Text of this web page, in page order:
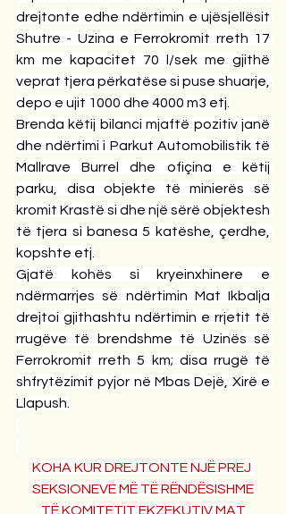
drejtonte edhe ndërtimin e ujësjellësit
Shutre - Uzina e Ferrokromit rreth 17
km me kapacitet 70 l/sek me gjithë
veprat tjera përkatëse si puse shuarje,
depo e ujit 1000 dhe 4000 m3 etj.
Brenda këtij bilanci mjaftë pozitiv janë
dhe ndërtimi i Parkut Automobilistik të
Mallrave Burrel dhe ofiçina e këtij
parku, disa objekte të minierës së
kromit Krastë si dhe një sërë objektesh
të tjera si banesa 5 katëshe, çerdhe,
kopshte etj.
Gjatë kohës si kryeinxhinere e
ndërmarrjes së ndërtimin Mat Ikbalja
drejtoi gjithashtu ndërtimin e rrjetit të
rrugëve të brendshme të Uzinës së
Ferrokromit rreth 5 km; disa rrugë të
shfrytëzimit pyjor në Mbas Dejë, Xirë e
Llapush.
KOHA KUR DREJTONTE NJË PREJ
SEKSIONEVE MË TË RËNDËSISHME
TË KOMITETIT EKZEKUTIV MAT